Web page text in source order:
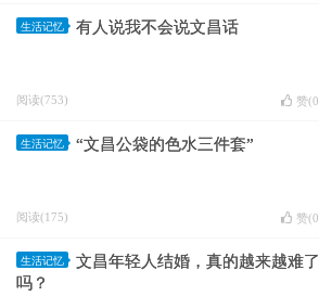
生活记忆 有人说我不会说文昌话
阅读(753) 赞(0
生活记忆 “文昌公袋的色水三件套”
阅读(175) 赞(0
生活记忆
文昌年轻人结婚，真的越来越难了
吗？